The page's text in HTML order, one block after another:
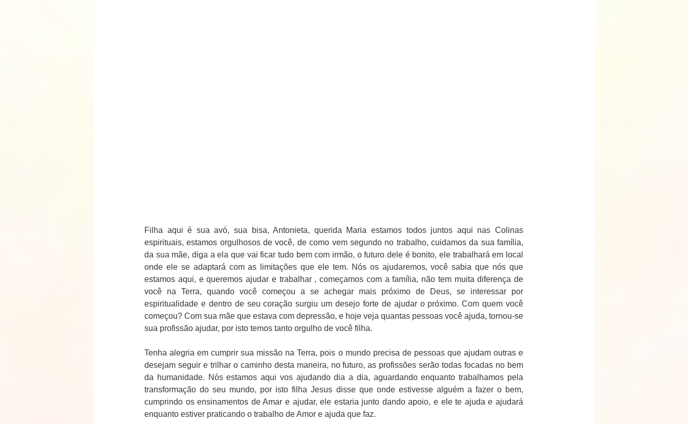
Filha aqui é sua avó, sua bisa, Antonieta, querida Maria estamos todos juntos aqui nas Colinas
espirituais, estamos orgulhosos de você, de como vem segundo no trabalho, cuidamos da sua família,
da sua mãe, diga a ela que vai ficar tudo bem com irmão, o futuro dele é bonito, ele trabalhará em local
onde ele se adaptará com as limitações que ele tem. Nós os ajudaremos, você sabia que nós que
estamos aqui, e queremos ajudar e trabalhar , começamos com a família, não tem muita diferença de
você na Terra, quando você começou a se achegar mais próximo de Deus, se interessar por
espiritualidade e dentro de seu coração surgiu um desejo forte de ajudar o próximo. Com quem você
começou? Com sua mãe que estava com depressão, e hoje veja quantas pessoas você ajuda, tornou-se
sua profissão ajudar, por isto temos tanto orgulho de você filha.
Tenha alegria em cumprir sua missão na Terra, pois o mundo precisa de pessoas que ajudam outras e
desejam seguir e trilhar o caminho desta maneira, no futuro, as profissões serão todas focadas no bem
da humanidade. Nós estamos aqui vos ajudando dia a dia, aguardando enquanto trabalhamos pela
transformação do seu mundo, por isto filha Jesus disse que onde estivesse alguém a fazer o bem,
cumprindo os ensinamentos de Amar e ajudar, ele estaria junto dando apoio, e ele te ajuda e ajudará
enquanto estiver praticando o trabalho de Amor e ajuda que faz.